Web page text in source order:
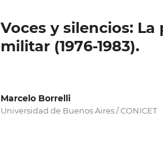
Voces y silencios:
militar (1976-1983).
Marcelo Borrelli
Universidad de Buenos Aires / CONICET